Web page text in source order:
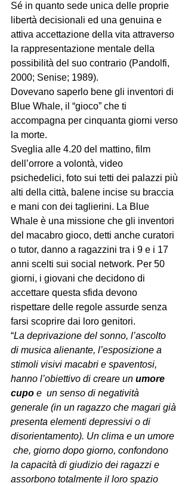
Sé in quanto sede unica delle proprie
libertà decisionali ed una genuina e
attiva accettazione della vita attraverso
la rappresentazione mentale della
possibilità del suo contrario (Pandolfi,
2000; Senise; 1989).
Dovevano saperlo bene gli inventori di
Blue Whale, il “gioco” che ti
accompagna per cinquanta giorni verso
la morte.
Sveglia alle 4.20 del mattino, film
dell’orrore a volontà, video
psichedelici, foto sui tetti dei palazzi più
alti della città, balene incise su braccia
e mani con dei taglierini. La Blue
Whale è una missione che gli inventori
del macabro gioco, detti anche curatori
o tutor, danno a ragazzini tra i 9 e i 17
anni scelti sui social network. Per 50
giorni, i giovani che decidono di
accettare questa sfida devono
rispettare delle regole assurde senza
farsi scoprire dai loro genitori.
“La deprivazione del sonno, l’ascolto
di musica alienante, l’esposizione a
stimoli visivi macabri e spaventosi,
hanno l’obiettivo di creare un umore
cupo e  un senso di negatività
generale (in un ragazzo che magari già
presenta elementi depressivi o di
disorientamento). Un clima e un umore
che, giorno dopo giorno, confondono
la capacità di giudizio dei ragazzi e
assorbono totalmente il loro spazio